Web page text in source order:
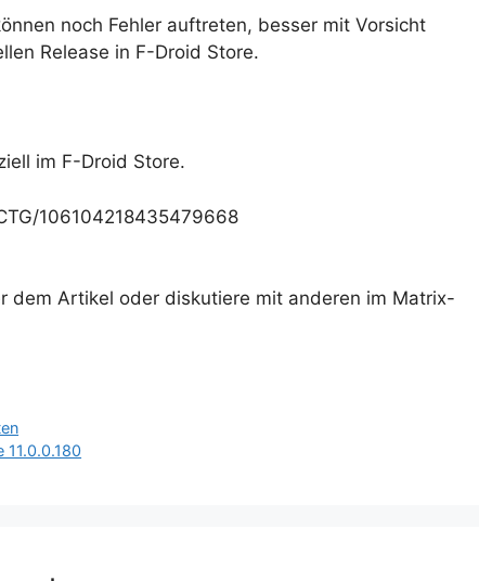
noch Fehler auftreten, besser mit Vorsicht
Release in F-Droid Store.
im F-Droid Store.
106104218435479668
dem Artikel oder diskutiere mit anderen im Matrix-
11.0.0.180